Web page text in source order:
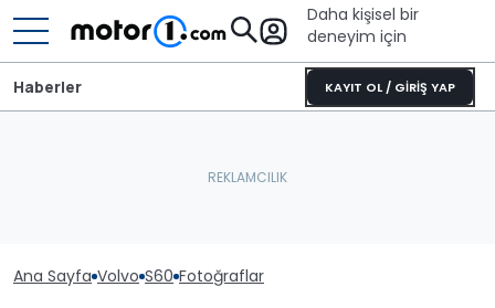
Daha kişisel bir
deneyim için
KAYIT OL / GİRİŞ YAP
Haberler
Ana Sayfa Volvo S60 Fotoğraflar